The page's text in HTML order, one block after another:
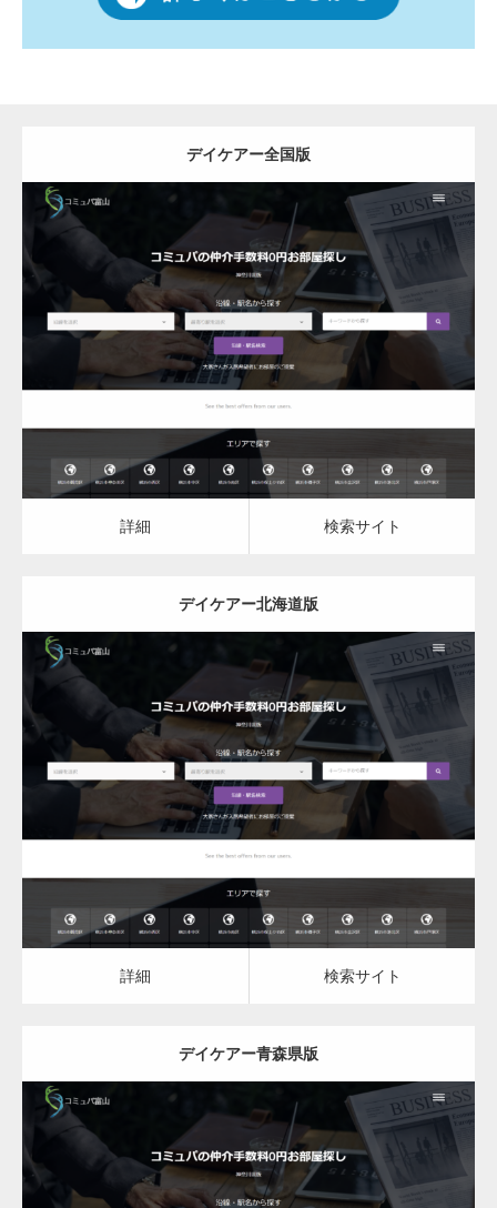
デイケアー全国版
更新日： 2023.03.09
デイケア
詳細 検索サイト
詳細 検索サイト
デイケアー北海道版
更新日： 2023.03.09
デイケア
詳細 検索サイト
詳細 検索サイト
デイケアー青森県版
更新日： 2023.03.09